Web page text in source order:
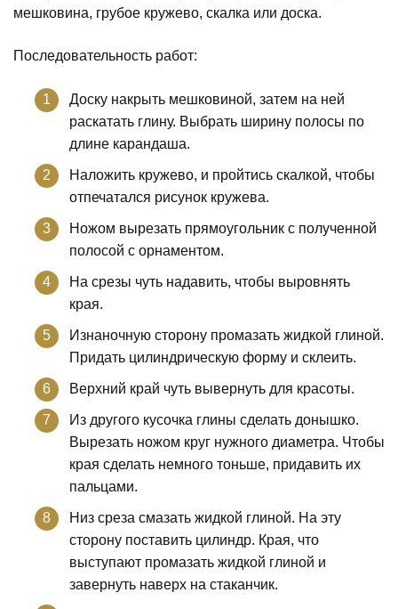
мешковина, грубое кружево, скалка или доска.
Последовательность работ:
Доску накрыть мешковиной, затем на ней
раскатать глину. Выбрать ширину полосы по
длине карандаша.
Наложить кружево, и пройтись скалкой, чтобы
отпечатался рисунок кружева.
Ножом вырезать прямоугольник с полученной
полосой с орнаментом.
На срезы чуть надавить, чтобы выровнять
края.
Изнаночную сторону промазать жидкой глиной.
Придать цилиндрическую форму и склеить.
Верхний край чуть вывернуть для красоты.
Из другого кусочка глины сделать донышко.
Вырезать ножом круг нужного диаметра. Чтобы
края сделать немного тоньше, придавить их
пальцами.
Низ среза смазать жидкой глиной. На эту
сторону поставить цилиндр. Края, что
выступают промазать жидкой глиной и
завернуть наверх на стаканчик.